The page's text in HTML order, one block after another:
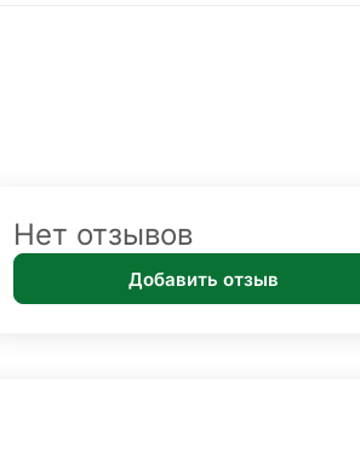
Нет отзывов
Добавить отзыв